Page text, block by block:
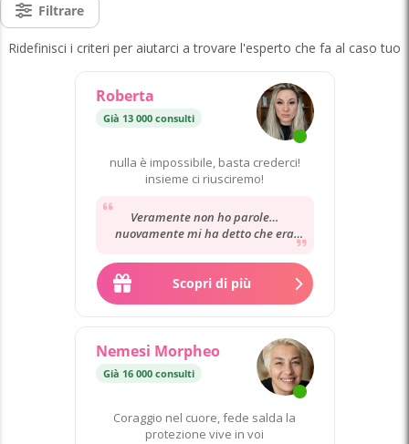
Filtrare
Ridefinisci i criteri per aiutarci a trovare l'esperto che fa al caso tuo
Roberta
Già 13 000 consulti
nulla è impossibile, basta crederci!
insieme ci riusciremo!
Veramente non ho parole…
nuovamente mi ha detto che era
aveva ragione. TOP TOP...
Scopri di più
Nemesi Morpheo
Già 16 000 consulti
Coraggio nel cuore, fede salda la
protezione vive in voi